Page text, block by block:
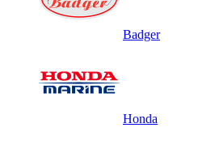
Badger
Honda